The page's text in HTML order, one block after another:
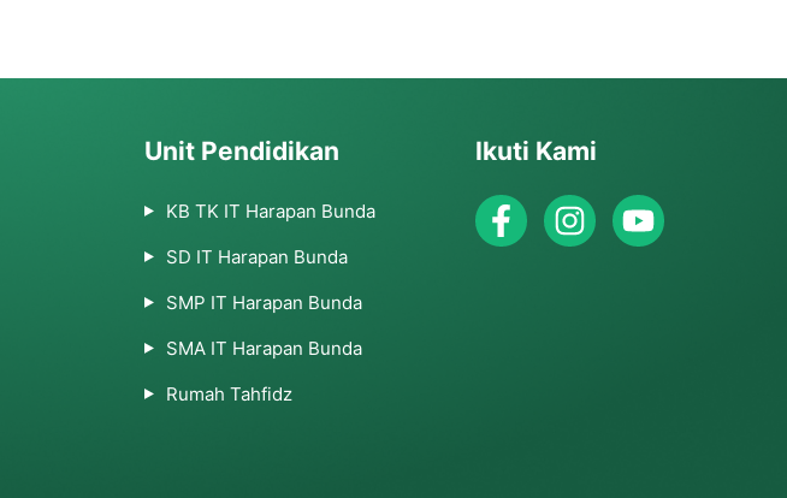
Unit Pendidikan
KB TK IT Harapan Bunda
SD IT Harapan Bunda
SMP IT Harapan Bunda
SMA IT Harapan Bunda
Rumah Tahfidz
Ikuti Kami